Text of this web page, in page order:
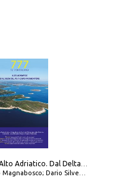
Dario Silvestro; Marco Sbrizzi